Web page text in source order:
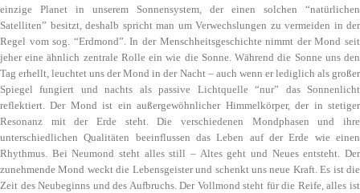
einzige Planet in unserem Sonnensystem, der einen solchen “natürlichen
Satelliten” besitzt, deshalb spricht man um Verwechslungen zu vermeiden in der
Regel vom sog. “Erdmond”. In der Menschheitsgeschichte nimmt der Mond seit
jeher eine ähnlich zentrale Rolle ein wie die Sonne. Während die Sonne uns den
Tag erhellt, leuchtet uns der Mond in der Nacht – auch wenn er lediglich als großer
Spiegel fungiert und nachts als passive Lichtquelle “nur” das Sonnenlicht
reflektiert. Der Mond ist ein außergewöhnlicher Himmelkörper, der in stetiger
Resonanz mit der Erde steht. Die verschiedenen Mondphasen und ihre
unterschiedlichen Qualitäten beeinflussen das Leben auf der Erde wie einen
Rhythmus. Bei Neumond steht alles still – Altes geht und Neues entsteht. Der
zunehmende Mond weckt die Lebensgeister und schenkt uns neue Kraft. Es ist die
Zeit des Neubeginns und des Aufbruchs. Der Vollmond steht für die Reife, alles ist